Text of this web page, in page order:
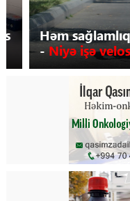
Həm sağlamlıq,
Niyə işə
Gündəm
Tibbi maarifləndirmə
Mühüm hadisələr